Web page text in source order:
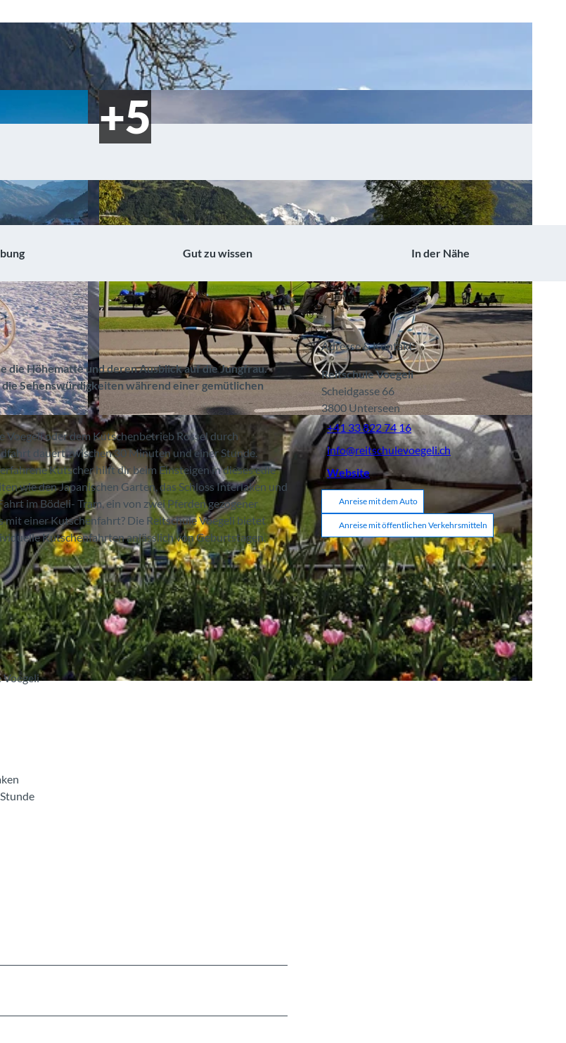
© Reitschule Voegeli, Interlaken Tourismus |
Gut zu wissen In der Nähe
Höhematte und deren Ausblick auf die Jungfrau.
Sehenswürdigkeiten während einer gemütlichen
Voegeli oder dem Kutschenbetrieb Rossel durch
dauert zwischen 30 Minuten und einer Stunde.
Kutscher hilft dir beim Einsteigen in dieses edle
wie den Japanischen Garten, das Schloss Interlaken und
im Bödeli- Tram, ein von zwei Pferden gezogener
mit einer Kutschenfahrt? Die Reitschule Voegeli bietet
Kutschenfahrten anlässlich von Geburtstagen,
Adresse & Kontakt:
Reitschule Voegeli
Scheidgasse 66
3800 Unterseen
+41 33 822 74 16
info@reitschulevoegeli.ch
Website
Anreise mit dem Auto
Anreise mit öffentlichen Verkehrsmitteln